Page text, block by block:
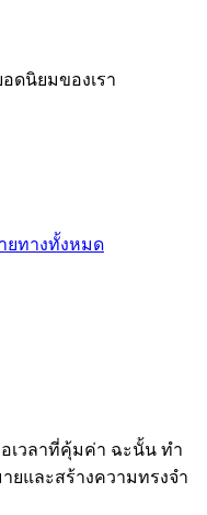
ดนิยมของเรา
ยทางทั้งหมด
เวลาที่คุ้มค่า ฉะนั้น ทำ
ยและสร้างความทรงจำ